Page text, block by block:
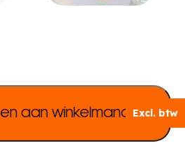
Excl. btw
aan winkelmandje